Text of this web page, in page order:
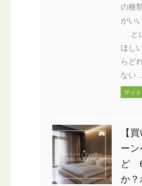
の種
がい
と
ほし
らど
ない
マッ
【
ー
ど
か